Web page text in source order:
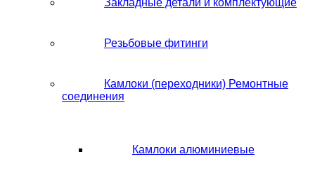
Закладные детали и комплектующие
Резьбовые фитинги
Камлоки (переходники) Ремонтные
соединения
Камлоки алюминиевые